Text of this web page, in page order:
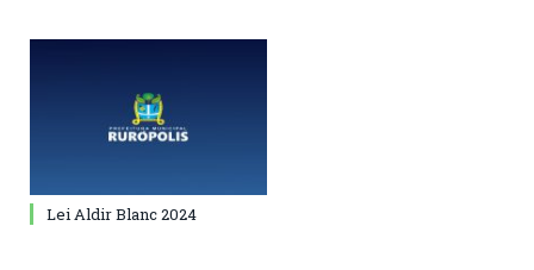
Lei Aldir Blanc 2024